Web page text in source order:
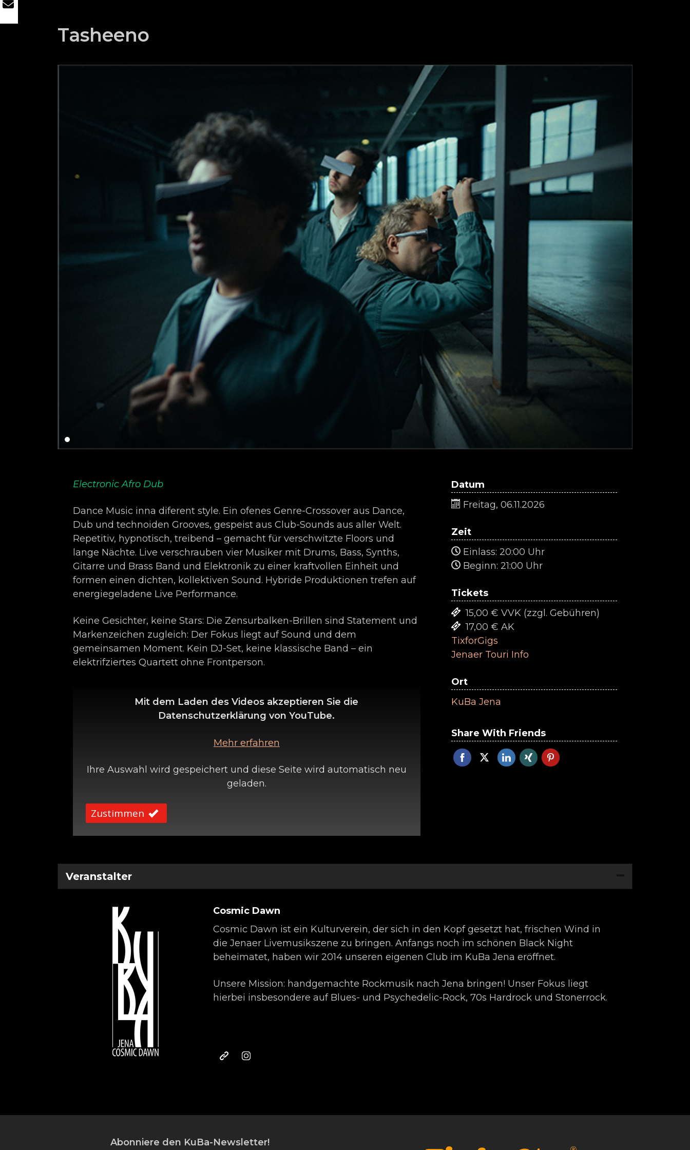
Tasheeno
Electronic Afro Dub
Dance Music inna diferent style. Ein ofenes Genre-Crossover aus Dance,
Dub und technoiden Grooves, gespeist aus Club-Sounds aus aller Welt.
Repetitiv, hypnotisch, treibend – gemacht für verschwitzte Floors und
lange Nächte. Live verschrauben vier Musiker mit Drums, Bass, Synths,
Gitarre und Brass Band und Elektronik zu einer kraftvollen Einheit und
formen einen dichten, kollektiven Sound. Hybride Produktionen trefen auf
energiegeladene Live Performance.
Keine Gesichter, keine Stars: Die Zensurbalken-Brillen sind Statement und
Markenzeichen zugleich: Der Fokus liegt auf Sound und dem
gemeinsamen Moment. Kein DJ-Set, keine klassische Band – ein
elektrifziertes Quartett ohne Frontperson.
Mit dem Laden des Videos akzeptieren Sie die
Datenschutzerklärung von YouTube.
Mehr erfahren
Ihre Auswahl wird gespeichert und diese Seite wird automatisch neu
geladen.
Zustimmen
Datum
Freitag, 06.11.2026
Zeit
Einlass: 20:00 Uhr
Beginn: 21:00 Uhr
Tickets
15,00 € VVK (zzgl. Gebühren)
17,00 € AK
TixforGigs
Jenaer Touri Info
Ort
KuBa Jena
Share With Friends
Veranstalter
Cosmic Dawn
Cosmic Dawn ist ein Kulturverein, der sich in den Kopf gesetzt hat, frischen Wind in
die Jenaer Livemusikszene zu bringen. Anfangs noch im schönen Black Night
beheimatet, haben wir 2014 unseren eigenen Club im KuBa Jena eröffnet.
Unsere Mission: handgemachte Rockmusik nach Jena bringen! Unser Fokus liegt
hierbei insbesondere auf Blues- und Psychedelic-Rock, 70s Hardrock und Stonerrock.
Abonniere den KuBa-Newsletter!